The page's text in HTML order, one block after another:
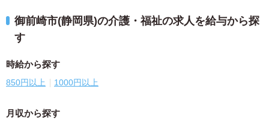
御前崎市(静岡県)の介護・福祉の求人を給与から探
す
時給から探す
850円以上 1000円以上
月収から探す